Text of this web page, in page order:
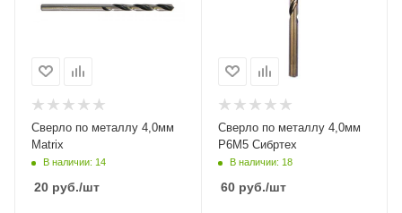
Сверло по металлу 4,0мм
Matrix
В наличии: 14
20 руб./шт
Сверло по металлу 4,0мм
Р6М5 Сибртех
В наличии: 18
60руб./шт